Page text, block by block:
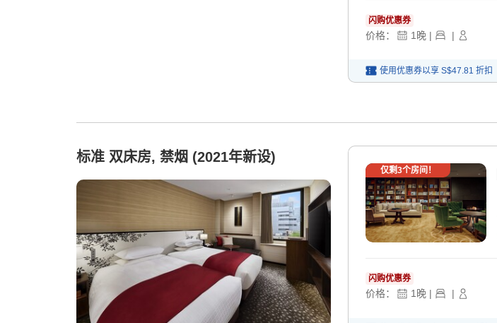
闪购优惠券
价格： 1晚 | |
使用优惠券以享 S$47.81 折扣
标准 双床房, 禁烟 (2021年新设)
仅剩3个房间！
闪购优惠券
价格： 1晚 | |